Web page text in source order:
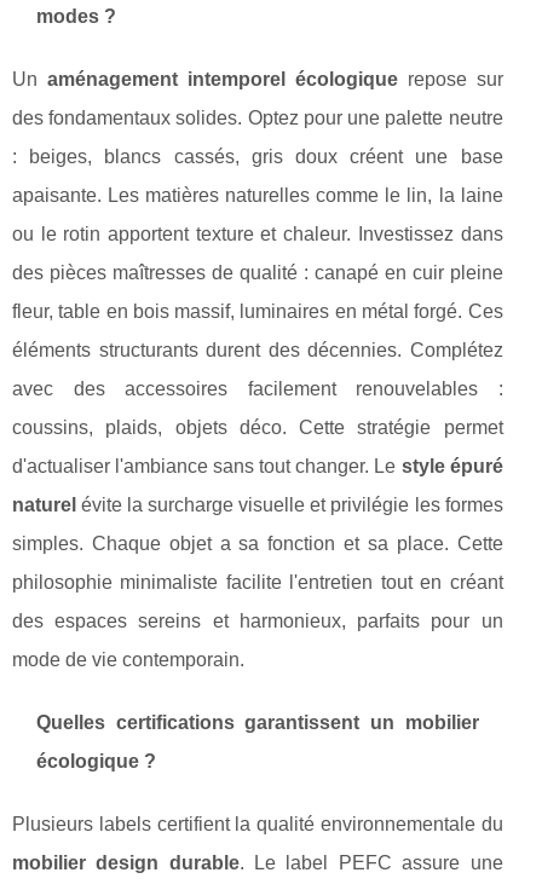
modes ?
Un aménagement intemporel écologiquerepose sur
des fondamentaux solides. Optez pour une palette neutre
: beiges, blancs cassés, gris doux créent une base
apaisante. Les matières naturelles comme le lin, la laine
ou le rotin apportent texture et chaleur. Investissez dans
des pièces maîtresses de qualité : canapé en cuir pleine
fleur, table en bois massif, luminaires en métal forgé. Ces
éléments structurants durent des décennies. Complétez
avec des accessoires facilement renouvelables :
coussins, plaids, objets déco. Cette stratégie permet
d'actualiser l'ambiance sans tout changer. Le style épuré
naturel évite la surcharge visuelle et privilégie les formes
simples. Chaque objet a sa fonction et sa place. Cette
philosophie minimaliste facilite l'entretien tout en créant
des espaces sereins et harmonieux, parfaits pour un
mode de vie contemporain.
Quelles certifications garantissent un mobilier
écologique ?
Plusieurs labels certifient la qualité environnementale du
mobilier design durable. Le label PEFC assure une